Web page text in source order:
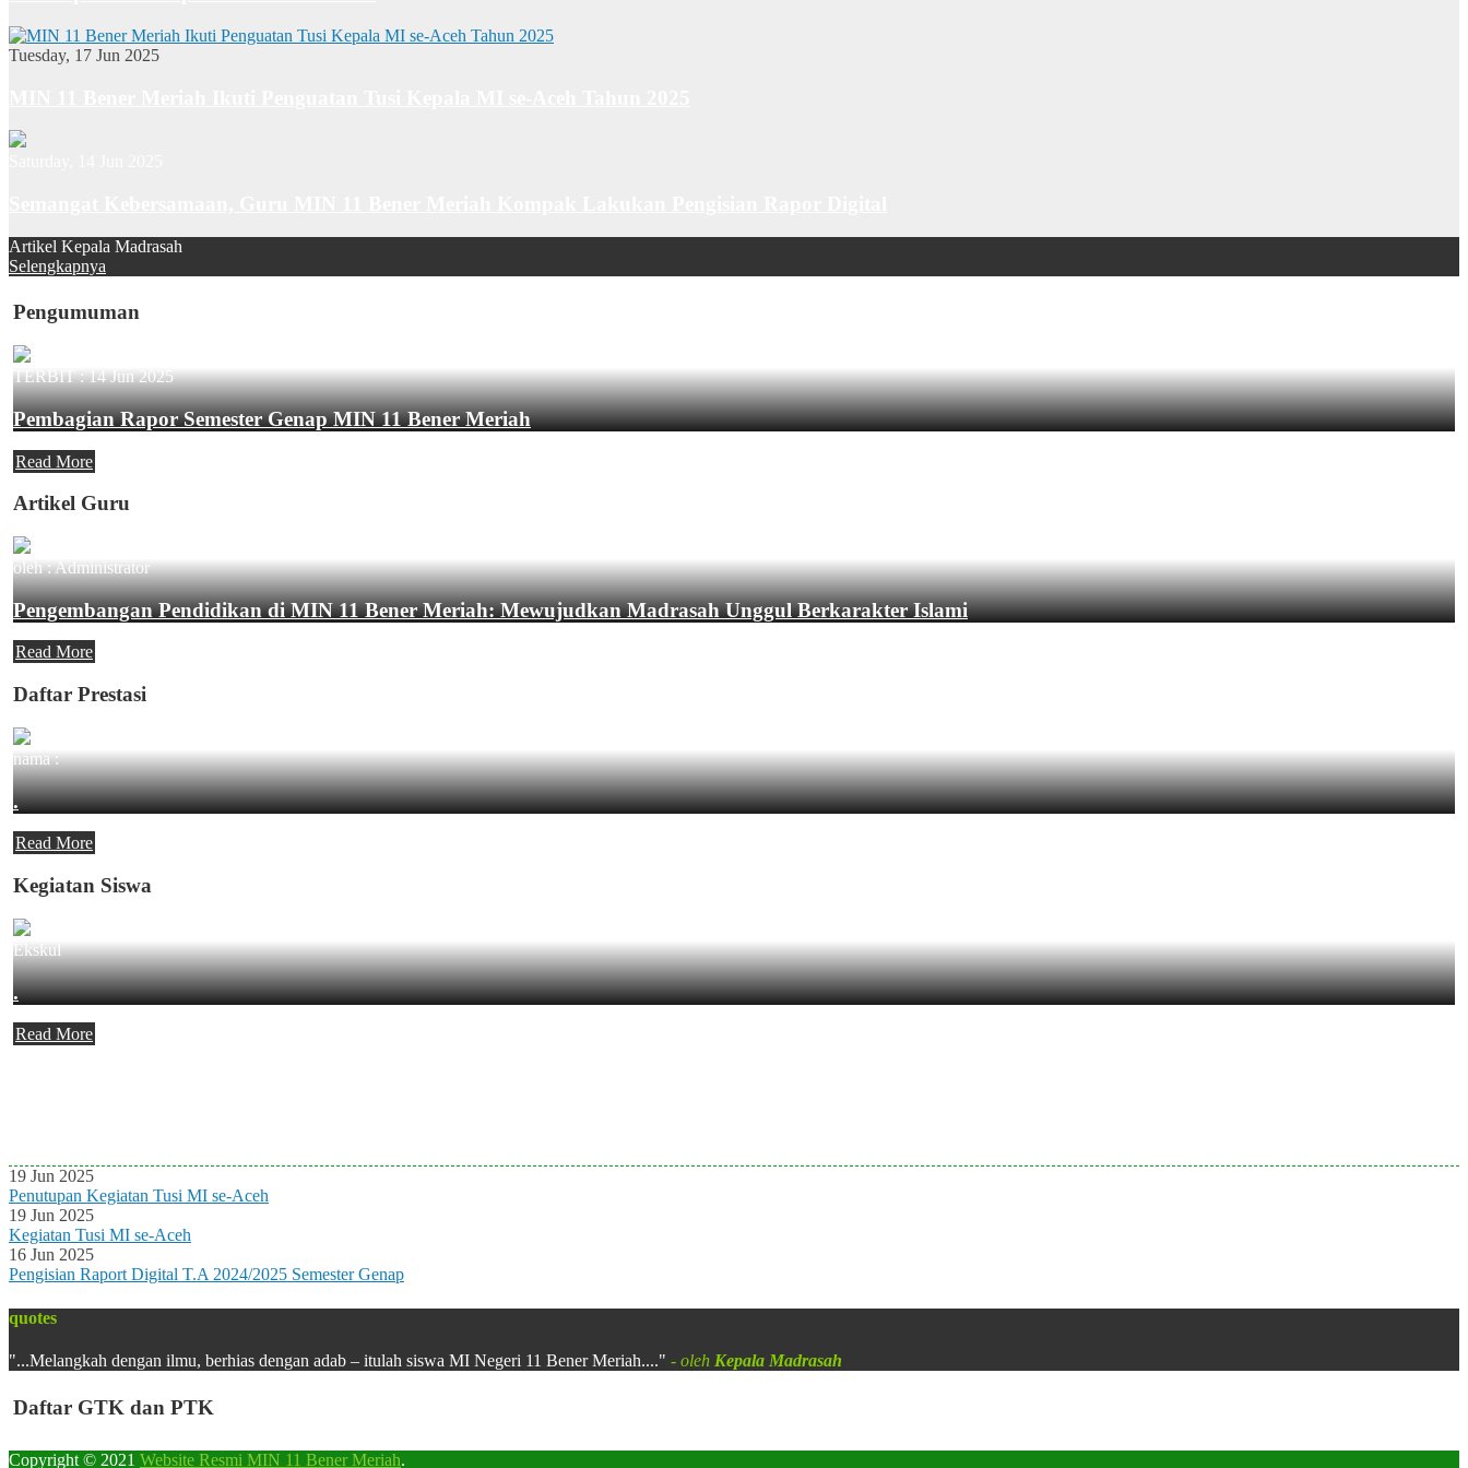
Tuesday, 17 Jun 2025
Artikel Kepala Madrasah
Selengkapnya
Pengumuman
TERBIT :14 Jun 2025
Pembagian Rapor Semester Genap MIN 11 Bener Meriah
Read More
Artikel Guru
oleh : Administrator
Pengembangan Pendidikan di MIN 11 Bener Meriah: Mewujudkan Madrasah Unggul Berkarakter Islami
Read More
Daftar Prestasi
nama :
.
Read More
Kegiatan Siswa
Ekskul
.
Read More
19 Jun 2025
Penutupan Kegiatan Tusi MI se-Aceh
19 Jun 2025
Kegiatan Tusi MI se-Aceh
16 Jun 2025
Pengisian Raport Digital T.A 2024/2025 Semester Genap
quotes
"...Melangkah dengan ilmu, berhias dengan adab – itulah siswa MI Negeri 11 Bener Meriah...." - oleh Kepala Madrasah
Daftar GTK dan PTK
Copyright © 2021 Website Resmi MIN 11 Bener Meriah.